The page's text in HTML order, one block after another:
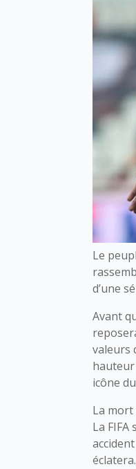
Le
d’une
Avant
valeurs
icône
La mort
La
éclatera.